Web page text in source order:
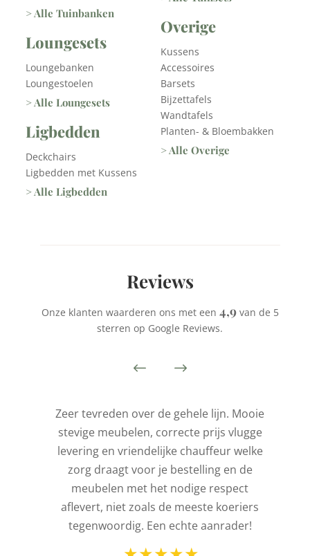
> Alle Tuinbanken
Loungesets
Loungebanken
Loungestoelen
> Alle Loungesets
Ligbedden
Deckchairs
Ligbedden met Kussens
> Alle Ligbedden
Overige
Kussens
Accessoires
Barsets
Bijzettafels
Wandtafels
Planten- & Bloembakken
> Alle Overige
Reviews
Onze klanten waarderen ons met een 4,9van de 5
sterren op Google Reviews.
Zeer tevreden over de gehele lijn. Mooie
stevige meubelen, correcte prijs vlugge
levering en vriendelijke chauffeur welke
zorg draagt voor je bestelling en de
meubelen met het nodige respect
aflevert, niet zoals de meeste koeriers
tegenwoordig. Een echte aanrader!